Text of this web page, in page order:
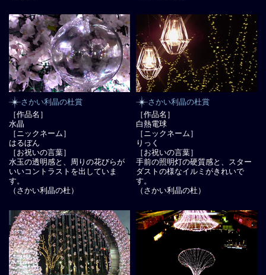
さかい利晶の杜賞
［作品名］
水晶
［ニックネーム］
はるぼん
［お祝いの言葉］
水玉の透明感と、周りの花びらが
いいコントラストを出していま
す。
（さかい利晶の杜）
さかい利晶の杜賞
［作品名］
白熱電球
［ニックネーム］
りっく
［お祝いの言葉］
手前の照明灯の硬質感と、スター
ダストの様なイルミがきれいで
す。
（さかい利晶の杜）